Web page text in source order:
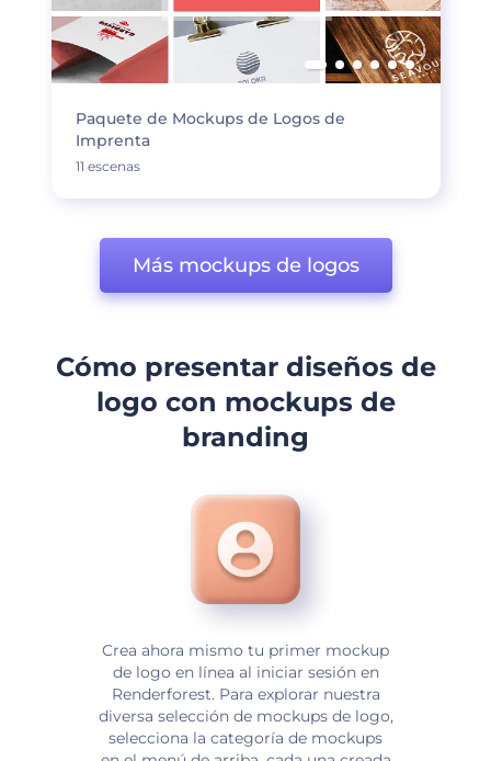
Paquete de Mockups de Logos de
Imprenta
11 escenas
Más mockups de logos
Cómo presentar diseños de
logo con mockups de
branding
Crea ahora mismo tu primer mockup
de logo en línea al iniciar sesión en
Renderforest. Para explorar nuestra
diversa selección de mockups de logo,
selecciona la categoría de mockups